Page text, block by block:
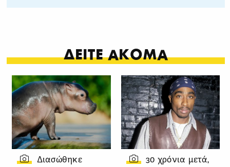
ΔΕΙΤΕ ΑΚΟΜΑ
Διασώθηκε
30 χρόνια μετά,